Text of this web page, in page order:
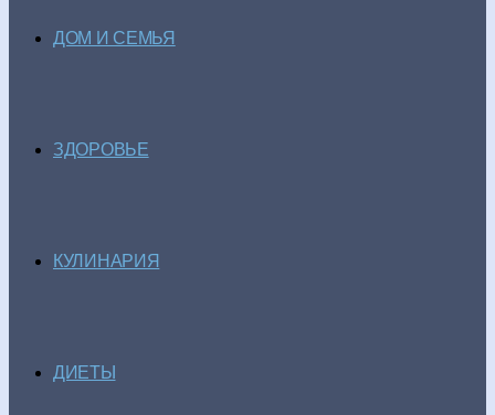
ДОМ И СЕМЬЯ
ЗДОРОВЬЕ
КУЛИНАРИЯ
ДИЕТЫ